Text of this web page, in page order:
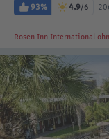
93% 4,9/6
Rosen Inn International